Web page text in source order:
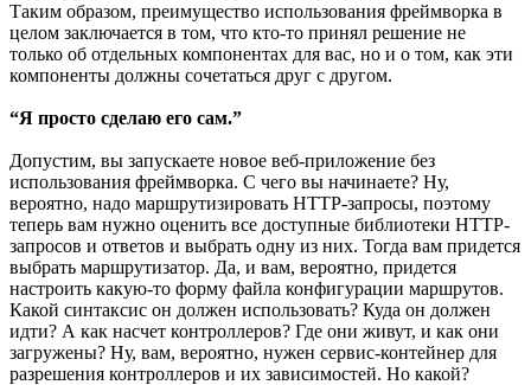
Таким образом, преимущество использования фреймворка в
целом заключается в том, что кто-то принял решение не
только об отдельных компонентах для вас, но и о том, как эти
компоненты должны сочетаться друг с другом.
“Я просто сделаю его сам.”
Допустим, вы запускаете новое веб-приложение без
использования фреймворка. С чего вы начинаете? Ну,
вероятно, надо маршрутизировать HTTP-запросы, поэтому
теперь вам нужно оценить все доступные библиотеки HTTP-
запросов и ответов и выбрать одну из них. Тогда вам придется
выбрать маршрутизатор. Да, и вам, вероятно, придется
настроить какую-то форму файла конфигурации маршрутов.
Какой синтаксис он должен использовать? Куда он должен
идти? А как насчет контроллеров? Где они живут, и как они
загружены? Ну, вам, вероятно, нужен сервис-контейнер для
разрешения контроллеров и их зависимостей. Но какой?